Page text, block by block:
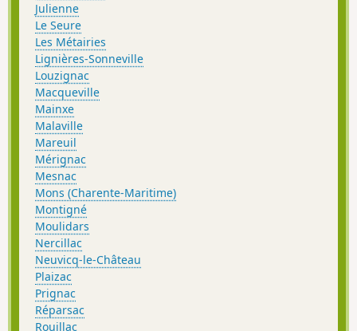
Julienne
Le Seure
Les Métairies
Lignières-Sonneville
Louzignac
Macqueville
Mainxe
Malaville
Mareuil
Mérignac
Mesnac
Mons (Charente-Maritime)
Montigné
Moulidars
Nercillac
Neuvicq-le-Château
Plaizac
Prignac
Réparsac
Rouillac